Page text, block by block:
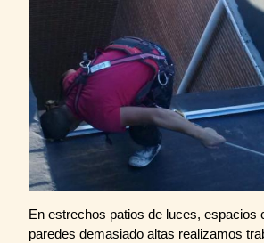
En estrechos patios de luces, espacios
paredes demasiado altas realizamos